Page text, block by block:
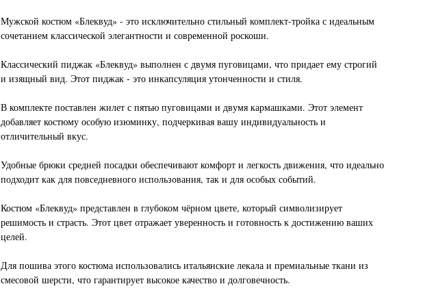
Мужской костюм «Блеквуд» - это исключительно стильный комплект-тройка с идеальным
сочетанием классической элегантности и современной роскоши.
Классический пиджак «Блеквуд» выполнен с двумя пуговицами, что придает ему строгий
и изящный вид. Этот пиджак - это инкапсуляция утонченности и стиля.
В комплекте поставлен жилет с пятью пуговицами и двумя кармашками. Этот элемент
добавляет костюму особую изюминку, подчеркивая вашу индивидуальность и
отличительный вкус.
Удобные брюки средней посадки обеспечивают комфорт и легкость движения, что идеально
подходит как для повседневного использования, так и для особых событий.
Костюм «Блеквуд» представлен в глубоком чёрном цвете, который символизирует
решимость и страсть. Этот цвет отражает уверенность и готовность к достижению ваших
целей.
Для пошива этого костюма использовались итальянские лекала и премиальные ткани из
смесовой шерсти, что гарантирует высокое качество и долговечность.